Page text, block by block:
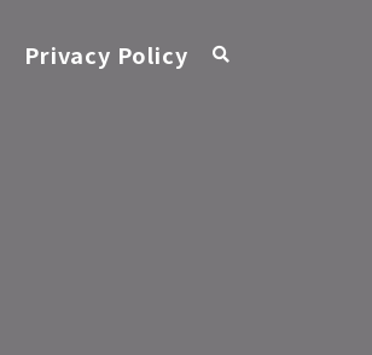
Privacy Policy